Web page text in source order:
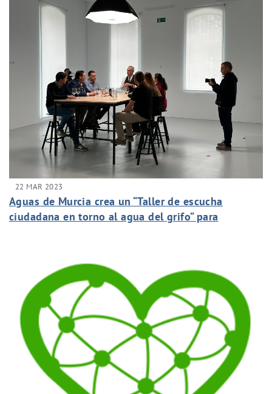
22 MAR 2023
Aguas de Murcia crea un “Taller de escucha
ciudadana en torno al agua del grifo” para